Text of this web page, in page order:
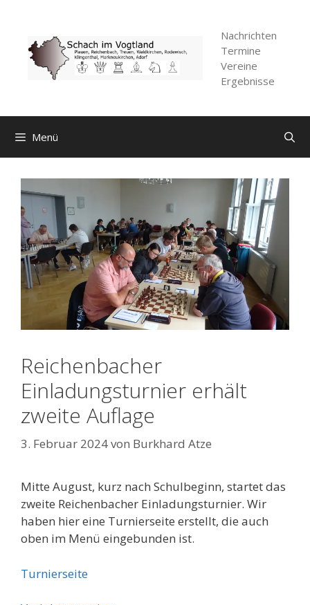
springen
Nachrichten
Termine
Vereine
Ergebnisse
Menü
Reichenbacher
Einladungsturnier erhält
zweite Auflage
3. Februar 2024von Burkhard Atze
Mitte August, kurz nach Schulbeginn, startet das
zweite Reichenbacher Einladungsturnier. Wir
haben hier eine Turnierseite erstellt, die auch
oben im Menü eingebunden ist.
Turnierseite